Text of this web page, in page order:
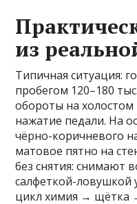
из
Типичная ситуация:
пробегом 120–180
обороты на
нажатие педали. На
чёрно-коричневого
матовое пятно на
без снятия: снимают
салфеткой-ловушкой
цикл химия → щётка